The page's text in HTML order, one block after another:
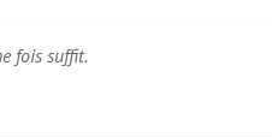
fois suffit.